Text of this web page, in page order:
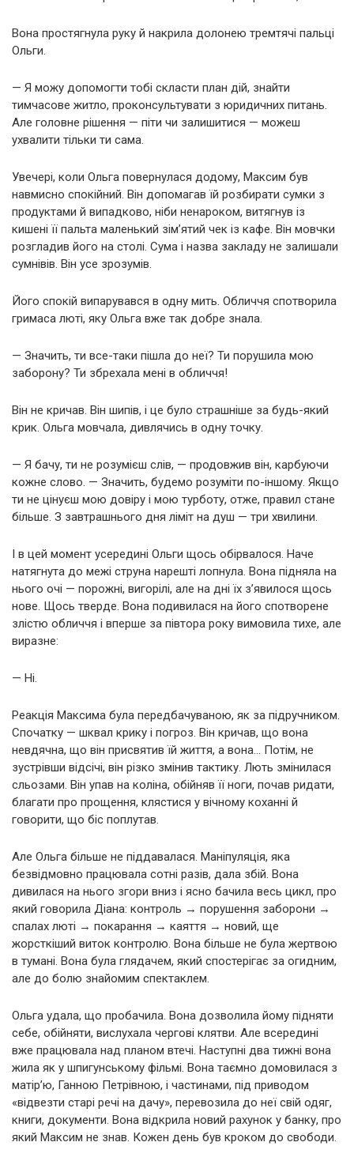
Вона простягнула руку й накрила долонею тремтячі пальці
Ольги.
— Я можу допомогти тобі скласти план дій, знайти
тимчасове житло, проконсультувати з юридичних питань.
Але головне рішення — піти чи залишитися — можеш
ухвалити тільки ти сама.
Увечері, коли Ольга повернулася додому, Максим був
навмисно спокійний. Він допомагав їй розбирати сумки з
продуктами й випадково, ніби ненароком, витягнув із
кишені її пальта маленький зім’ятий чек із кафе. Він мовчки
розгладив його на столі. Сума і назва закладу не залишали
сумнівів. Він усе зрозумів.
Його спокій випарувався в одну мить. Обличчя спотворила
гримаса люті, яку Ольга вже так добре знала.
— Значить, ти все-таки пішла до неї? Ти порушила мою
заборону? Ти збрехала мені в обличчя!
Він не кричав. Він шипів, і це було страшніше за будь-який
крик. Ольга мовчала, дивлячись в одну точку.
— Я бачу, ти не розумієш слів, — продовжив він, карбуючи
кожне слово. — Значить, будемо розуміти по-іншому. Якщо
ти не цінуєш мою довіру і мою турботу, отже, правил стане
більше. З завтрашнього дня ліміт на душ — три хвилини.
І в цей момент усередині Ольги щось обірвалося. Наче
натягнута до межі струна нарешті лопнула. Вона підняла на
нього очі — порожні, вигорілі, але на дні їх з’явилося щось
нове. Щось тверде. Вона подивилася на його спотворене
злістю обличчя і вперше за півтора року вимовила тихе, але
виразне:
— Ні.
Реакція Максима була передбачуваною, як за підручником.
Спочатку — шквал крику і погроз. Він кричав, що вона
невдячна, що він присвятив їй життя, а вона… Потім, не
зустрівши відсічі, він різко змінив тактику. Лють змінилася
сльозами. Він упав на коліна, обійняв її ноги, почав ридати,
благати про прощення, клястися у вічному коханні й
говорити, що біс поплутав.
Але Ольга більше не піддавалася. Маніпуляція, яка
безвідмовно працювала сотні разів, дала збій. Вона
дивилася на нього згори вниз і ясно бачила весь цикл, про
який говорила Діана: контроль → порушення заборони →
спалах люті → покарання → каяття → новий, ще
жорсткіший виток контролю. Вона більше не була жертвою
в тумані. Вона була глядачем, який спостерігає за огидним,
але до болю знайомим спектаклем.
Ольга удала, що пробачила. Вона дозволила йому підняти
себе, обійняти, вислухала чергові клятви. Але всередині
вже працювала над планом втечі. Наступні два тижні вона
жила як у шпигунському фільмі. Вона таємно домовилася з
матір’ю, Ганною Петрівною, і частинами, під приводом
«відвезти старі речі на дачу», перевозила до неї свій одяг,
книги, документи. Вона відкрила новий рахунок у банку, про
який Максим не знав. Кожен день був кроком до свободи.